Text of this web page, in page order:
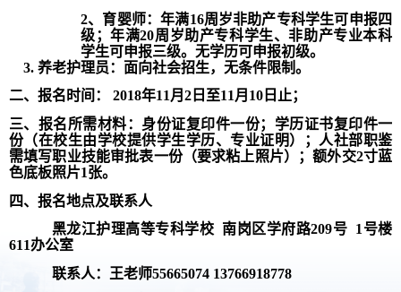
2、育婴师：年满16周岁非助产专科学生可申报四
级；年满20周岁助产专科学生、非助产专业本科
学生可申报三级。无学历可申报初级。
3. 养老护理员：面向社会招生，无条件限制。
二、报名时间：
2018年11月 2 日至11月 10 日止；
三、报名所需材料： 身份证复印件一份；学历证书复印件一
份（在校生由学校提供学生学历、专业证明）；人社部职鉴
需填写职业技能审批表一份（要求粘上照片）；额外交2寸蓝
色底板照片1张。
四、报名地点及联系人
黑龙江护理高等专科学校 南岗区学府路209号 1 号楼
611办公室
联系人：王老师55665074 13766918778